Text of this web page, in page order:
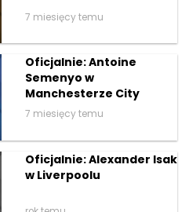
7 miesięcy temu
Oficjalnie: Antoine
Semenyo w
Manchesterze City
7 miesięcy temu
Oficjalnie: Alexander Isak
w Liverpoolu